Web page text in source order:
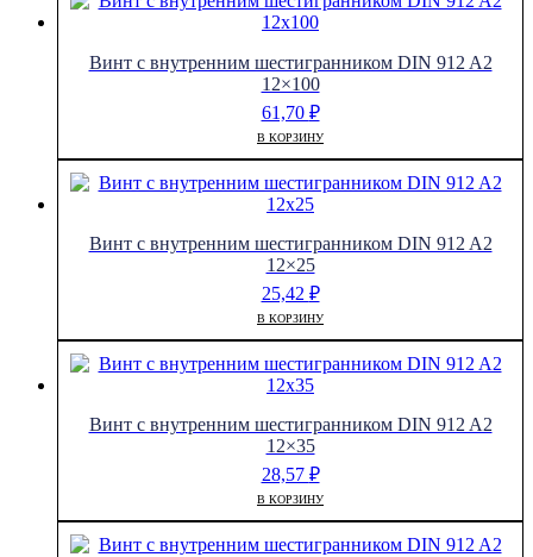
Винт с внутренним шестигранником DIN 912 A2
12×100
61,70 ₽
В КОРЗИНУ
Винт с внутренним шестигранником DIN 912 A2
12×25
25,42 ₽
В КОРЗИНУ
Винт с внутренним шестигранником DIN 912 A2
12×35
28,57 ₽
В КОРЗИНУ